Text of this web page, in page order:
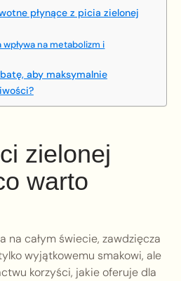
płynące z picia zielonej
na metabolizm i
aby maksymalnie
zielonej
warto
na całym świecie, zawdzięcza
wyjątkowemu smakowi, ale
korzyści, jakie oferuje dla